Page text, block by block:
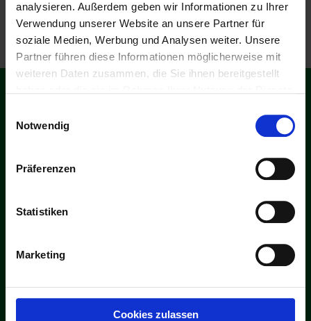
analysieren. Außerdem geben wir Informationen zu Ihrer
Verwendung unserer Website an unsere Partner für
soziale Medien, Werbung und Analysen weiter. Unsere
Partner führen diese Informationen möglicherweise mit
weiteren Daten zusammen, die Sie ihnen bereitgestellt
Notwendig
Präferenzen
Statistiken
Marketing
Cookies zulassen